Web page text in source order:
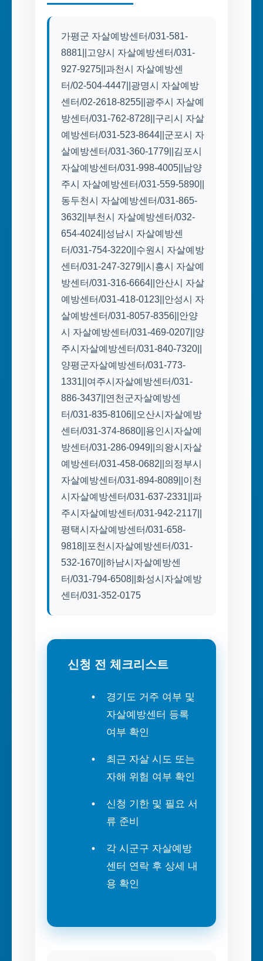
가평군 자살예방센터/031-581-
8881||고양시 자살예방센터/031-
927-9275||과천시 자살예방센
터/02-504-4447||광명시 자살예방
센터/02-2618-8255||광주시 자살예
방센터/031-762-8728||구리시 자살
예방센터/031-523-8644||군포시 자
살예방센터/031-360-1779||김포시
자살예방센터/031-998-4005||남양
주시 자살예방센터/031-559-5890||
동두천시 자살예방센터/031-865-
3632||부천시 자살예방센터/032-
654-4024||성남시 자살예방센
터/031-754-3220||수원시 자살예방
센터/031-247-3279||시흥시 자살예
방센터/031-316-6664||안산시 자살
예방센터/031-418-0123||안성시 자
살예방센터/031-8057-8356||안양
시 자살예방센터/031-469-0207||양
주시자살예방센터/031-840-7320||
양평군자살예방센터/031-773-
1331||여주시자살예방센터/031-
886-3437||연천군자살예방센
터/031-835-8106||오산시자살예방
센터/031-374-8680||용인시자살예
방센터/031-286-0949||의왕시자살
예방센터/031-458-0682||의정부시
자살예방센터/031-894-8089||이천
시자살예방센터/031-637-2331||파
주시자살예방센터/031-942-2117||
평택시자살예방센터/031-658-
9818||포천시자살예방센터/031-
532-1670||하남시자살예방센
터/031-794-6508||화성시자살예방
센터/031-352-0175
신청 전 체크리스트
경기도 거주 여부 및
자살예방센터 등록
여부 확인
최근 자살 시도 또는
자해 위험 여부 확인
신청 기한 및 필요 서
류 준비
각 시군구 자살예방
센터 연락 후 상세 내
용 확인